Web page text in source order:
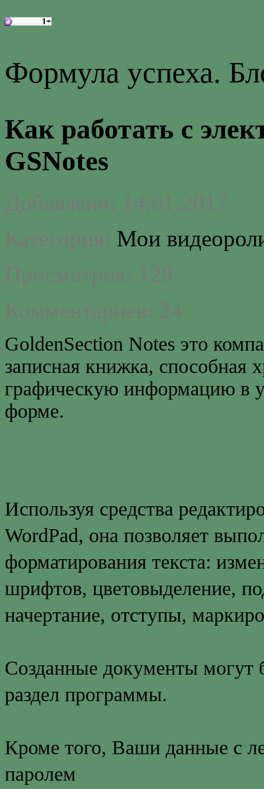
Формула успеха.
Как работать с
GSNotes
Добавлено: 14.01.2017
Категория: Мои
Просмотров: 129
Комментариев: 24
GoldenSection Notes это
записная книжка, способная
графическую информацию в
форме.
Используя средства
WordPad, она позволяет
форматирования текста:
шрифтов, цветовыделение,
начертание, отступы,
Созданные документы
раздел программы.
Кроме того, Ваши данные с
паролем